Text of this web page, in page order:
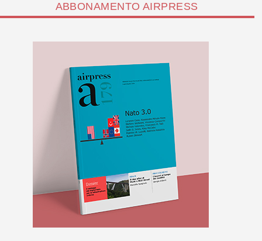
ABBONAMENTO AIRPRESS